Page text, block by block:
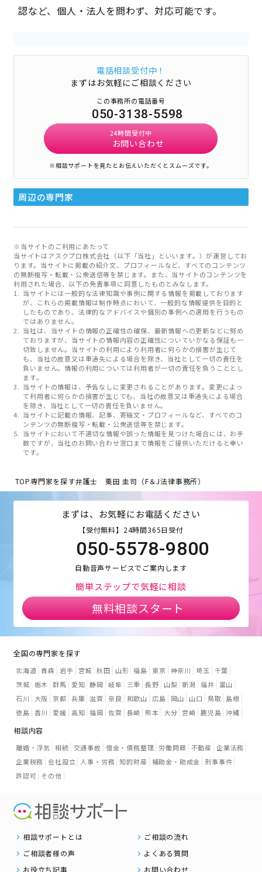
認など、個人・法人を問わず、対応可能です。
電話相談受付中！
まずはお気軽にご相談ください
この事務所の電話番号
050-3138-5598
24時間受付中
お問い合わせ
※相談サポートを見たとお伝えいただくとスムーズです。
周辺の専門家
※当サイトのご利用にあたって
当サイトはアスクプロ株式会社（以下「当社」といいます。）が運営してお
ります。当サイトに掲載の紹介文、プロフィールなど、すべてのコンテンツ
の無断複写・転載・公衆送信等を禁じます。また、当サイトのコンテンツを
利用された場合、以下の免責事項に同意したものとみなします。
当サイトには一般的な法律知識や事例に関する情報を掲載しております
が、これらの掲載情報は制作時点において、一般的な情報提供を目的と
したものであり、法律的なアドバイスや個別の事例への適用を行うもの
ではありません。
当社は、当サイトの情報の正確性の確保、最新情報への更新などに努め
ておりますが、当サイトの情報内容の正確性についていかなる保証も一
切致しません。当サイトの利用により利用者に何らかの損害が生じて
も、当社の故意又は重過失による場合を除き、当社として一切の責任を
負いません。情報の利用については利用者が一切の責任を負うこととし
ます。
当サイトの情報は、予告なしに変更されることがあります。変更によっ
て利用者に何らかの損害が生じても、当社の故意又は重過失による場合
を除き、当社として一切の責任を負いません。
当サイトに記載の情報、記事、寄稿文・プロフィールなど、すべてのコ
ンテンツの無断複写・転載・公衆送信等を禁じます。
当サイトにおいて不適切な情報や誤った情報を見つけた場合には、お手
数ですが、当社のお問い合わせ窓口まで情報をご提供いただけると幸い
です。
TOP専門家を探す弁護士 栗田 圭司（F＆J法律事務所）
まずは、お気軽にお電話ください
【受付無料】24時間365日受付
050-5578-9800
自動音声サービスでご案内します
簡単ステップで気軽に相談
無料相談スタート
全国の専門家を探す
北海道 青森 岩手 宮城 秋田 山形 福島 東京 神奈川 埼玉 千葉
茨城 栃木 群馬 愛知 静岡 岐阜 三重 長野 山梨 新潟 福井
富山
石川
大阪 京都 兵庫 滋賀 奈良 和歌山 広島 岡山 山口 鳥取
島根
徳島 香川 愛媛 高知 福岡 佐賀 長崎 熊本 大分 宮崎 鹿児島 沖縄
相談内容
離婚・浮気 相続 交通事故 借金・債務整理 労働問題 不動産 企業法務
企業税務 会社設立 人事・労務 知的財産 補助金・助成金 刑事事件
許認可 その他
相談サポートとは
ご相談の流れ
ご相談者様の声
よくある質問
お役立ち記事
お問い合わせ